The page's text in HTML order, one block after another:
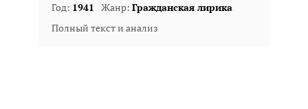
Год: 1941 Жанр: Гражданская лирика
Полный текст и анализ